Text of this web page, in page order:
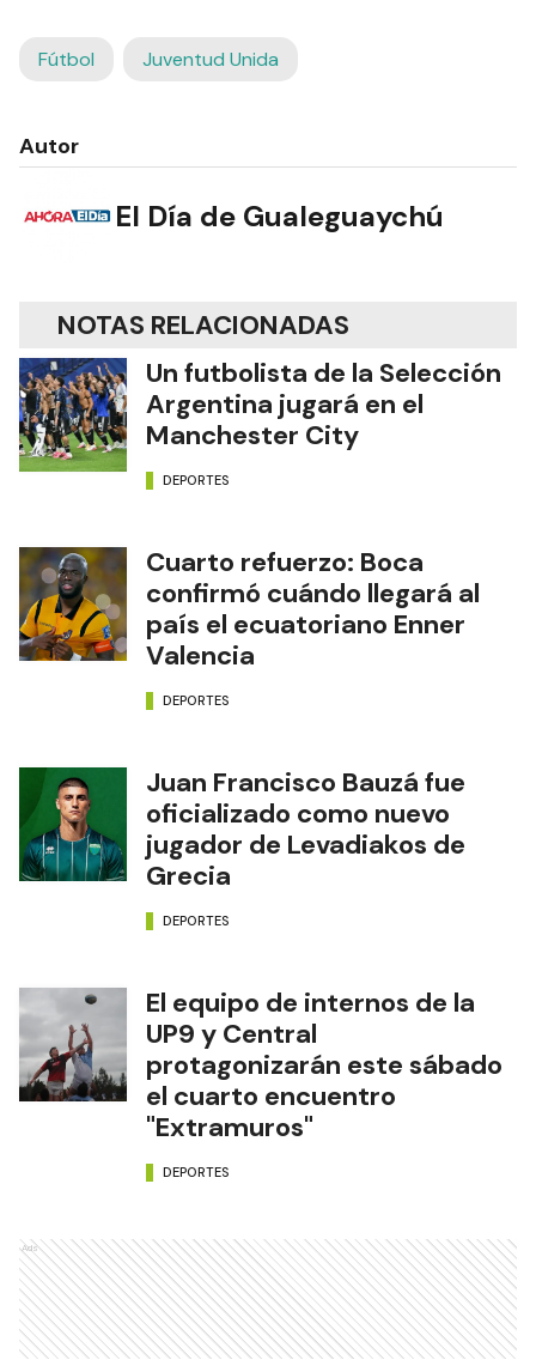
Fútbol Juventud Unida
Autor
El Día de Gualeguaychú
NOTAS RELACIONADAS
Un futbolista de la Selección
Argentina jugará en el
Manchester City
DEPORTES
Cuarto refuerzo: Boca
confirmó cuándo llegará al
país el ecuatoriano Enner
Valencia
DEPORTES
Juan Francisco Bauzá fue
oficializado como nuevo
jugador de Levadiakos de
Grecia
DEPORTES
El equipo de internos de la
UP9 y Central
protagonizarán este sábado
el cuarto encuentro
"Extramuros"
DEPORTES
Ads